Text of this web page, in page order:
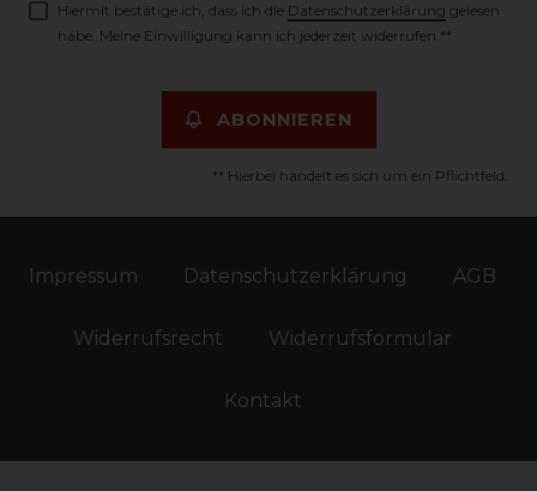
Hiermit bestätige ich, dass ich die Daten­schutz­erklärung gelesen
habe. Meine Einwilligung kann ich jederzeit widerrufen.**
ABONNIEREN
** Hierbei handelt es sich um ein Pflichtfeld.
Impressum Daten­schutz­erklärung AGB
Widerrufs­recht Widerrufs­formular
Kontakt